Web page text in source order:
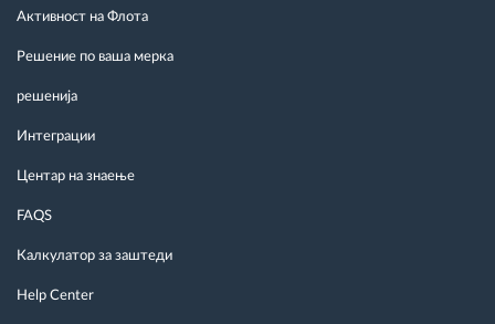
Активност на Флота
Решение по ваша мерка
решенија
Интеграции
Центар на знаење
FAQS
Калкулатор за заштеди
Help Center